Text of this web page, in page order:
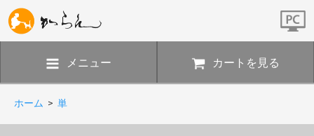
メニュー カートを見る
ホーム > 単